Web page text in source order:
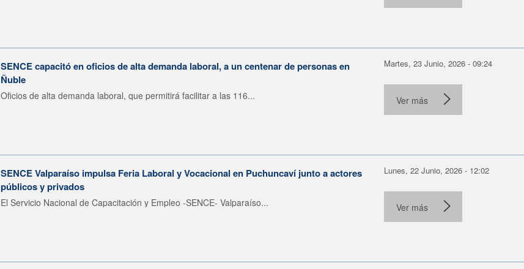
SENCE capacitó en oficios de alta demanda laboral, a un centenar de personas en
Ñuble
Oficios de alta demanda laboral, que permitirá facilitar a las 116...
Martes, 23 Junio, 2026 - 09:24
Ver más
SENCE Valparaíso impulsa Feria Laboral y Vocacional en Puchuncaví junto a actores
públicos y privados
El Servicio Nacional de Capacitación y Empleo -SENCE- Valparaíso...
Lunes, 22 Junio, 2026 - 12:02
Ver más